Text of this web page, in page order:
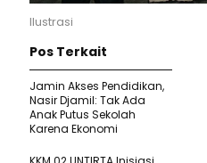
Ilustrasi
Pos Terkait
Jamin Akses Pendidikan,
Nasir Djamil: Tak Ada
Anak Putus Sekolah
Karena Ekonomi